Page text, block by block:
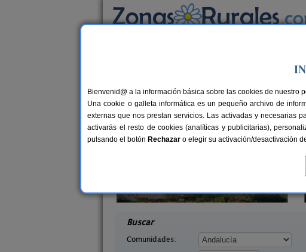
> Las Cucharetas
Casas Rurales cerca de
30 €
Buscar
Comunidades:
Bienvenid@ a la información básica sobre las cookies de nuestro
Una cookie o galleta informática es un pequeño archivo de
externas que nos prestan servicios. Las activadas y necesarias
activarás el resto de cookies (analíticas y publicitarias),
pulsando el botón Rechazar o elegir su activación/desactivación